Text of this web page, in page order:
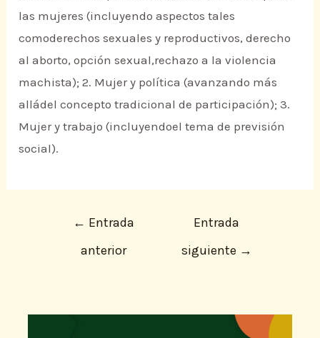
las mujeres (incluyendo aspectos tales
comoderechos sexuales y reproductivos, derecho
al aborto, opción sexual,rechazo a la violencia
machista); 2. Mujer y política (avanzando más
alládel concepto tradicional de participación); 3.
Mujer y trabajo (incluyendoel tema de previsión
social).
← Entrada
anterior
Entrada
siguiente →